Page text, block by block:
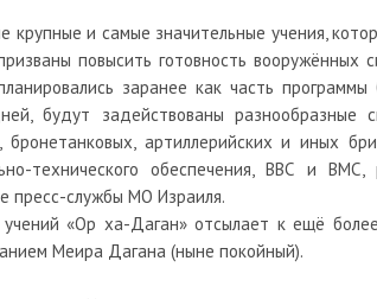
крупные и самые значительные учения,
повысить готовность
заранее как часть
будут задействованы разнообразные
бронетанковых, артиллерийских и иных
технического обеспечения, ВВС и
пресс-службы МО Израиля.
учений «Ор ха-Даган» отсылает к ещё
Меира Дагана (ныне покойный).